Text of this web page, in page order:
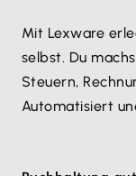
Mit Lexware
selbst. Du
Steuern,
Automatisiert